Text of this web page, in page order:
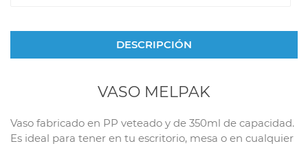
DESCRIPCIÓN
VASO MELPAK
Vaso fabricado en PP veteado y de 350ml de capacidad.
Es ideal para tener en tu escritorio, mesa o en cualquier